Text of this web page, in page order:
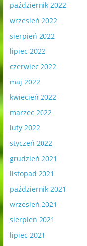
październik 2022
wrzesień 2022
sierpień 2022
lipiec 2022
czerwiec 2022
maj 2022
kwiecień 2022
marzec 2022
luty 2022
styczeń 2022
grudzień 2021
listopad 2021
październik 2021
wrzesień 2021
sierpień 2021
lipiec 2021